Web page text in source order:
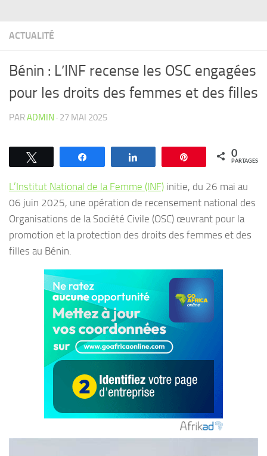
ACTUALITÉ
Bénin : L’INF recense les OSC engagées
pour les droits des femmes et des filles
PARADMIN · 27 MAI 2025
Épingle 0
PARTAGES
L’Institut National de la Femme (INF) initie, du 26 mai au
06 juin 2025, une opération de recensement national des
Organisations de la Société Civile (OSC) œuvrant pour la
promotion et la protection des droits des femmes et des
filles au Bénin.